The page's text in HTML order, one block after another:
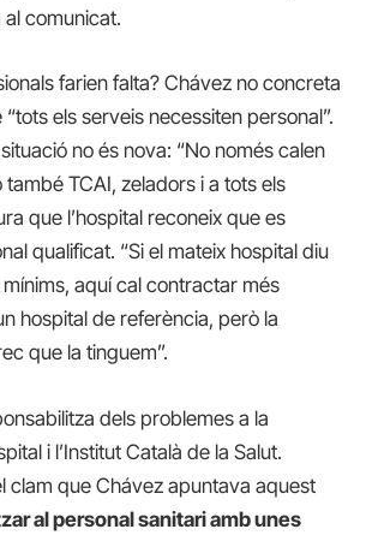
al comunicat.
farien falta? Chávez no concreta
els serveis necessiten personal”.
no és nova: “No només calen
TCAI, zeladors i a tots els
que l’hospital reconeix que es
qualificat. “Si el mateix hospital diu
aquí cal contractar més
hospital de referència, però la
que la tinguem”.
dels problemes a la
i l’Institut Català de la Salut.
clam que Chávez apuntava aquest
al personal sanitari amb unes